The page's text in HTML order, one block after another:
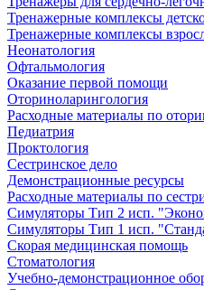
Тренажерные комплексы
Тренажерные комплексы
Неонатология
Офтальмология
Оказание первой помощи
Оториноларингология
Расходные материалы по
Педиатрия
Проктология
Сестринское дело
Демонстрационные ресурсы
Расходные материалы по
Симуляторы Тип 2 исп.
Симуляторы Тип 1 исп.
Скорая медицинская помощь
Стоматология
Учебно-демонстрационное